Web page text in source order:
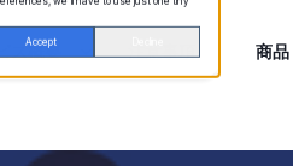
Accept
ス概要 注意事項 商品